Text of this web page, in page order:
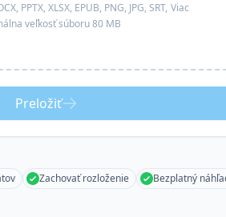
PPTX, XLSX, EPUB, PNG, JPG, SRT, Viac
veľkosť súboru 80 MB
Preložiť
Zachovať rozloženie Bezplatný